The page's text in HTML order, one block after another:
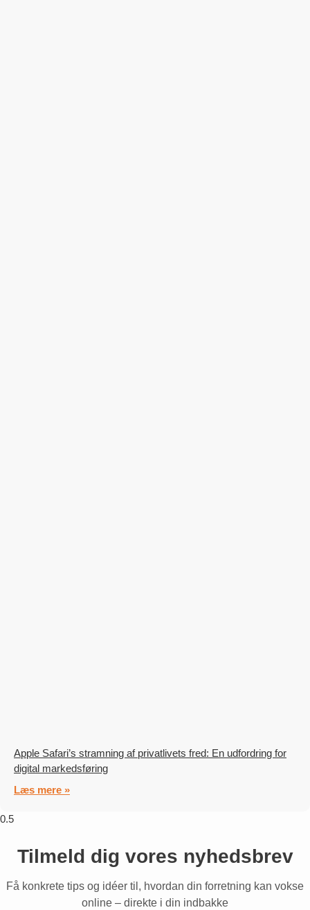
Apple Safari’s stramning af privatlivets fred: En udfordring for
digital markedsføring
Læs mere »
Tilmeld dig vores nyhedsbrev
Få konkrete tips og idéer til, hvordan din forretning kan vokse
online – direkte i din indbakke